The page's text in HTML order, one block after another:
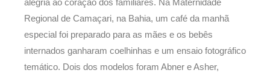
alegria ao coração dos familiares. Na Maternidade
Regional de Camaçari, na Bahia, um café da manhã
especial foi preparado para as mães e os bebês
internados ganharam coelhinhas e um ensaio fotográfico
temático. Dois dos modelos foram Abner e Asher,